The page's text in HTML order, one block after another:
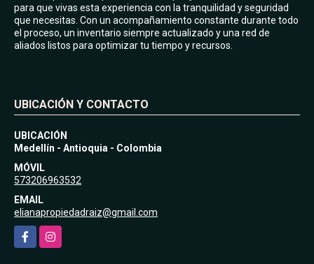
para que vivas esta experiencia con la tranquilidad y seguridad
que necesitas. Con un acompañamiento constante durante todo
el proceso, un inventario siempre actualizado y una red de
aliados listos para optimizar tu tiempo y recursos.
UBICACIÓN Y CONTACTO
UBICACIÓN
Medellín - Antioquia - Colombia
MÓVIL
573206963532
EMAIL
elianapropiedadraiz@gmail.com
FacebookInstagram